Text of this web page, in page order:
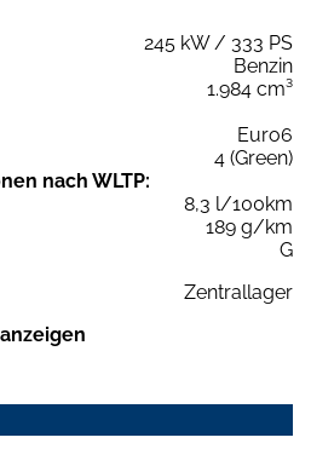
245 kW / 333 PS
Benzin
1.984 cm³
Euro6
4 (Green)
nach WLTP:
8,3 l/100km
189 g/km
G
Zentrallager